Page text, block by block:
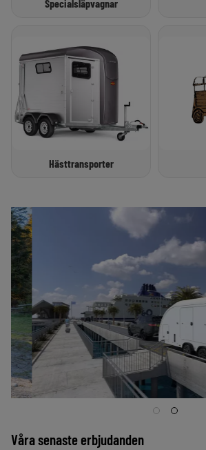
Specialsläpvagnar
Hästtransporter
Våra senaste erbjudanden